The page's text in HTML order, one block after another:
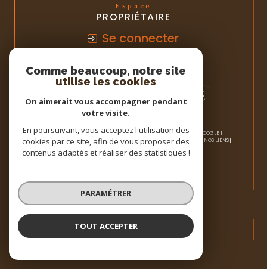
Espace
PROPRIÉTAIRE
Se connecter
© 2026 | TOUS DROITS RÉSERVÉS | TRADUCTION POWERED BY GOOGLE |
NOS HONORAIRES
PLAN DU SITE MENTIONS LÉGALES ADMIN
NOS LIENS
POLITIQUE RGPD
COOKIES
Comme beaucoup, notre site
utilise les cookies
On aimerait vous accompagner pendant
votre visite.
En poursuivant, vous acceptez l'utilisation des
cookies par ce site, afin de vous proposer des
contenus adaptés et réaliser des statistiques !
PARAMÉTRER
TOUT ACCEPTER